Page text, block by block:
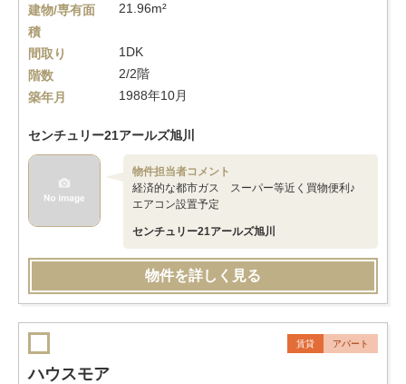
建物/専有面
積
21.96m²
間取り
1DK
階数
2/2階
築年月
1988年10月
センチュリー21アールズ旭川
物件担当者コメント
経済的な都市ガス スーパー等近く買物便利♪
エアコン設置予定
センチュリー21アールズ旭川
物件を詳しく見る
賃貸 アパート
ハウスモア